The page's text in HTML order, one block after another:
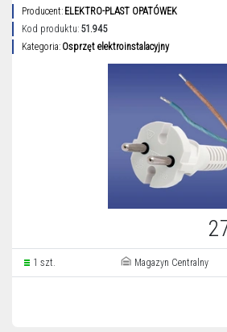
Producent: ELEKTRO-PLAST OPATÓWEK
Kod produktu: 51.945
Kategoria: Osprzęt elektroinstalacyjny
1 szt. Magazyn Centralny